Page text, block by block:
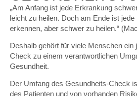
„Am Anfang ist jede Erkrankung
leicht zu heilen. Doch am Ende ist
erkennen, aber schwer zu heilen.“
Deshalb gehört für viele Menschen ein
Check zu einem verantwortlichen
Gesundheit.
Der Umfang des Gesundheits-Check
des Patienten und von vorhanden